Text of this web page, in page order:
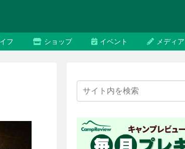
フ ショップ イベント メディア